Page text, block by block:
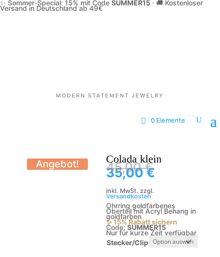
✨ Sommer-Special: 15% mit Code SUMMER15 · 🚚 Kostenloser
Versand in Deutschland ab 49€
MODERN STATEMENT JEWELRY
0 Elemente
Angebot! Colada klein
45,00€Preis
war:
35,00€
inkl. MwSt. zzgl.
Versandkosten
Ohrring goldfarbenes
Oberteil mit Acryl Behang in
goldfarben
✨ 15% Rabatt sichern
Code:SUMMER15
Nur für kurze Zeit verfügbar
Stecker/Clip